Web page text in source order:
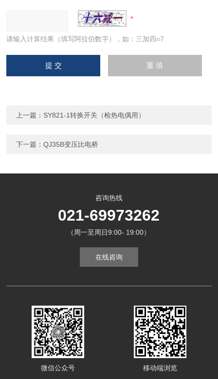
请输入计算结果（填写阿拉伯数字），如：三加四=7
上一篇： SY821-1转换开关（检热电偶用）
下一篇：QJ35B变压比电桥
咨询热线
021-69973262
（周一至周日9:00- 19:00）
在线咨询
微信公众号 移动端浏览